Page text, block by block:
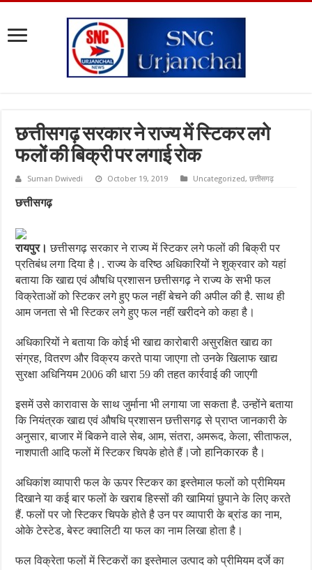
छत्तीसगढ़ सरकार ने राज्य में स्टिकर लगे
फलों की बिक्री पर लगाई रोक
Suman Dwivedi October 19, 2019 Uncategorized,छत्तीसगढ़
छत्तीसगढ़
रायपुर। छत्तीसगढ़ सरकार ने राज्य में स्टिकर लगे फलों की बिक्री पर
प्रतिबंध लगा दिया है।. राज्य के वरिष्ठ अधिकारियों ने शुक्रवार को यहां
बताया कि खाद्य एवं औषधि प्रशासन छत्तीसगढ़ ने राज्य के सभी फल
विक्रेताओं को स्टिकर लगे हुए फल नहीं बेचने की अपील की है. साथ ही
आम जनता से भी स्टिकर लगे हुए फल नहीं खरीदने को कहा है ।
अधिकारियों ने बताया कि कोई भी खाद्य कारोबारी असुरक्षित खाद्य का
संग्रह, वितरण और विक्रय करते पाया जाएगा तो उनके खिलाफ खाद्य
सुरक्षा अधिनियम 2006 की धारा 59 की तहत कार्रवाई की जाएगी
इसमें उसे कारावास के साथ जुर्माना भी लगाया जा सकता है. उन्होंने बताया
कि नियंत्रक खाद्य एवं औषधि प्रशासन छत्तीसगढ़ से प्राप्त जानकारी के
अनुसार, बाजार में बिकने वाले सेब, आम, संतरा, अमरूद, केला, सीताफल,
नाशपाती आदि फलों में स्टिकर चिपके होते हैं।जो हानिकारक है।
अधिकांश व्यापारी फल के ऊपर स्टिकर का इस्तेमाल फलों को प्रीमियम
दिखाने या कई बार फलों के खराब हिस्सों की खामियां छुपाने के लिए करते
हैं. फलों पर जो स्टिकर चिपके होते है उन पर व्यापारी के ब्रांड का नाम,
ओके टेस्टेड, बेस्ट क्वालिटी या फल का नाम लिखा होता है ।
फल विक्रेता फलों में स्टिकरों का इस्तेमाल उत्पाद को प्रीमियम दर्जे का